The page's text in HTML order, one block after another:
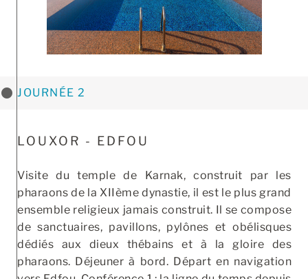
JOURNÉE 2
LOUXOR - EDFOU
Visite du temple de Karnak, construit par les
pharaons de la XIIème dynastie, il est le plus grand
ensemble religieux jamais construit. Il se compose
de sanctuaires, pavillons, pylônes et obélisques
dédiés aux dieux thébains et à la gloire des
pharaons. Déjeuner à bord. Départ en navigation